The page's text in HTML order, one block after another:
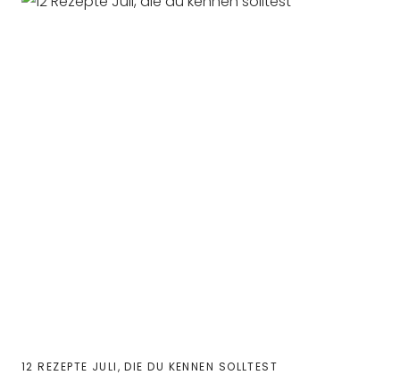
12 REZEPTE JULI, DIE DU KENNEN SOLLTEST